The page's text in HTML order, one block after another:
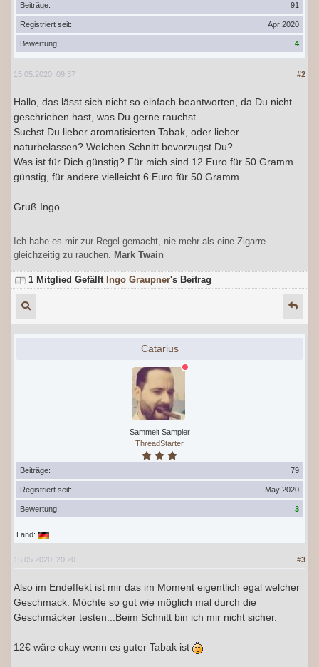
Beiträge: 91
Registriert seit: Apr 2020
Bewertung: 4
#2
15.05.2020, 09:37
Hallo, das lässt sich nicht so einfach beantworten, da Du nicht
geschrieben hast, was Du gerne rauchst.
Suchst Du lieber aromatisierten Tabak, oder lieber
naturbelassen? Welchen Schnitt bevorzugst Du?
Was ist für Dich günstig? Für mich sind 12 Euro für 50 Gramm
günstig, für andere vielleicht 6 Euro für 50 Gramm.
Gruß Ingo
Ich habe es mir zur Regel gemacht, nie mehr als eine Zigarre
gleichzeitig zu rauchen. Mark Twain
1 Mitglied Gefällt Ingo Graupner's Beitrag
Catarius
Sammelt Sampler
ThreadStarter
Beiträge: 79
Registriert seit: May 2020
Bewertung: 3
Land:
#3
15.05.2020, 20:20
Also im Endeffekt ist mir das im Moment eigentlich egal welcher
Geschmack. Möchte so gut wie möglich mal durch die
Geschmäcker testen...Beim Schnitt bin ich mir nicht sicher.
12€ wäre okay wenn es guter Tabak ist